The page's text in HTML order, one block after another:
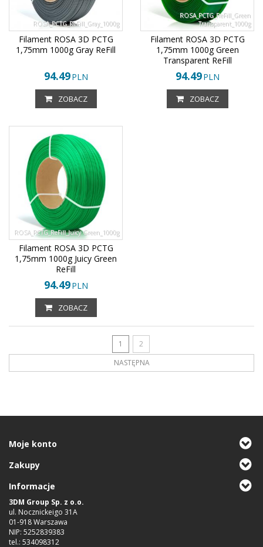
ROSA_PCTG_ReFill_Gray_1000g
Filament ROSA 3D PCTG
1,75mm 1000g Gray ReFill
94.49PLN
ZOBACZ
ROSA_PCTG_ReFill_Green
Transparent_1000g
Filament ROSA 3D PCTG
1,75mm 1000g Green
Transparent ReFill
94.49PLN
ZOBACZ
ROSA_PCTG_ReFill_Juicy Green_1000g
Filament ROSA 3D PCTG
1,75mm 1000g Juicy Green
ReFill
94.49PLN
ZOBACZ
1
2
NASTĘPNA
Moje konto
Zakupy
Informacje
3DM Group Sp. z o.o.
ul. Nocznickeigo 31A
01-918 Warszawa
NIP: 5252839383
tel.: 534098312